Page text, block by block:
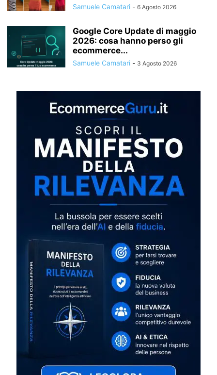
Samuele Camatari - 6 Agosto 2026
Google Core Update di maggio
2026: cosa hanno perso gli
ecommerce...
Samuele Camatari - 3 Agosto 2026